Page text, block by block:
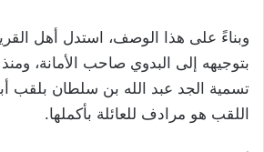
وبناءً على هذا الوصف، استدل أهل
بتوجيهه إلى البدوي صاحب الأمانة،
تسمية الجد عبد الله بن سلطان بلقب
اللقب هو مرادف للعائلة بأكملها.